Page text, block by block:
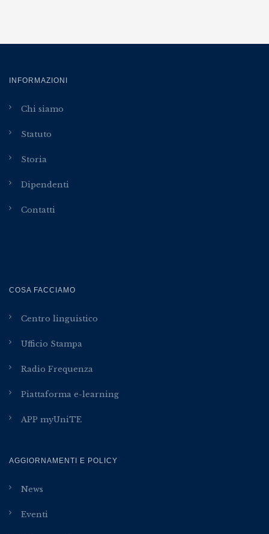
INFORMAZIONI
Chi siamo
Statuto
Storia
Dipendenti
Contatti
COSA FACCIAMO
Centro linguistico
Ufficio Stampa
Radio Frequenza
Piattaforma e-learning
APP myUniTE
AGGIORNAMENTI E POLICY
News
Eventi